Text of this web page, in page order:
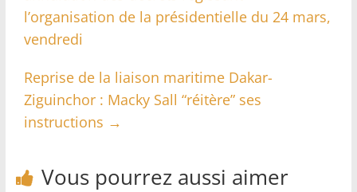
l’organisation de la présidentielle du 24 mars,
vendredi
Reprise de la liaison maritime Dakar-
Ziguinchor : Macky Sall “réitère” ses
instructions →
Vous pourrez aussi aimer